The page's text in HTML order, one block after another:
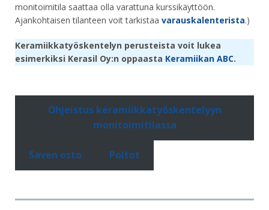
monitoimitila saattaa olla varattuna kurssikäyttöön.
Ajankohtaisen tilanteen voit tarkistaa varauskalenterista.)
Keramiikkatyöskentelyn perusteista voit lukea
esimerkiksi Kerasil Oy:n oppaasta Keramiikan ABC.
Ohjeistus keramiikkatyöskentelyyn
monitoimitilassa
Saven osto Poltot